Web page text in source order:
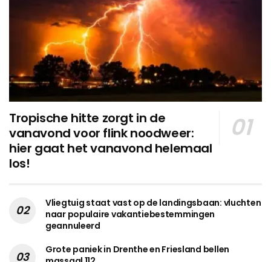
Tropische hitte zorgt in de
vanavond voor flink noodweer:
hier gaat het vanavond helemaal
los!
Vliegtuig staat vast op de landingsbaan: vluchten
naar populaire vakantiebestemmingen
geannuleerd
Grote paniek in Drenthe en Friesland bellen